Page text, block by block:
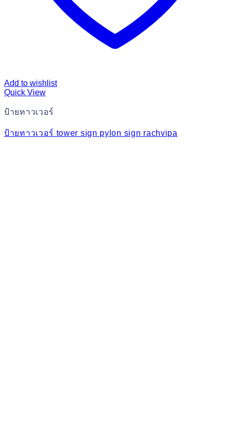
Add to wishlist
Quick View
ป้ายทาวเวอร์
ป้ายทาวเวอร์ tower sign pylon sign rachvipa